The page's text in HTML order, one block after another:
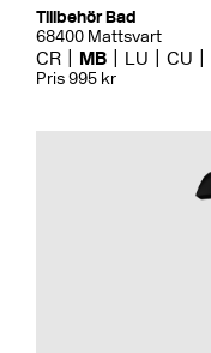
Tillbehör Bad
68400 Mattsvart
CR MB LU CU
Pris 995 kr